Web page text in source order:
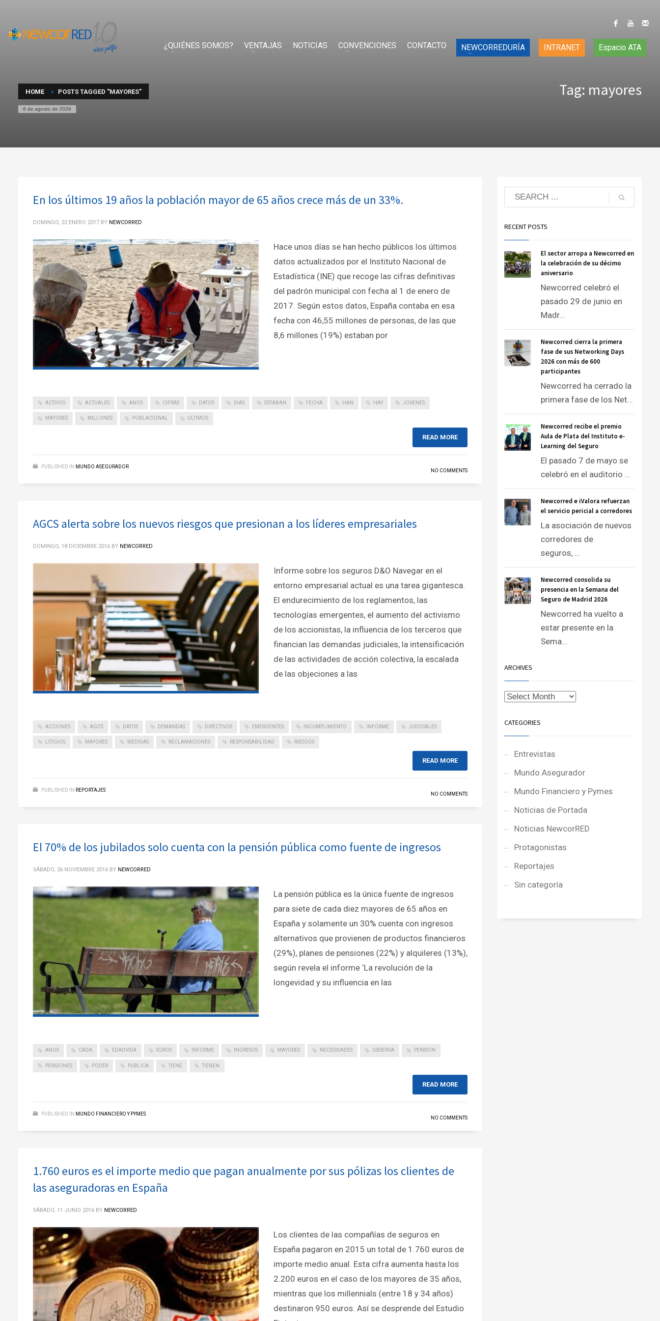
¿QUIÉNES SOMOS? VENTAJAS NOTICIAS CONVENCIONES CONTACTO NEWCORREDURÍA INTRANET Espacio ATA
HOME POSTS TAGGED "MAYORES"
6 de agosto de 2026
Tag: mayores
En los últimos 19 años la población mayor de 65 años crece más de un 33%.
DOMINGO, 22 ENERO 2017 BY NEWCORRED
Hace unos días se han hecho públicos los últimos
datos actualizados por el Instituto Nacional de
Estadística (INE) que recoge las cifras definitivas
del padrón municipal con fecha al 1 de enero de
2017. Según estos datos, España contaba en esa
fecha con 46,55 millones de personas, de las que
8,6 millones (19%) estaban por
ACTIVOS ACTUALES ANOS CIFRAS DATOS DIAS ESTABAN FECHA HAN HAY JOVENES
MAYORES MILLONES POBLACIONAL ULTIMOS
READ MORE
PUBLISHED IN MUNDO ASEGURADOR
NO COMMENTS
AGCS alerta sobre los nuevos riesgos que presionan a los líderes empresariales
DOMINGO, 18 DICIEMBRE 2016 BY NEWCORRED
Informe sobre los seguros D&O Navegar en el
entorno empresarial actual es una tarea gigantesca.
El endurecimiento de los reglamentos, las
tecnologías emergentes, el aumento del activismo
de los accionistas, la influencia de los terceros que
financian las demandas judiciales, la intensificación
de las actividades de acción colectiva, la escalada
de las objeciones a las
ACCIONES AGCS DATOS DEMANDAS DIRECTIVOS EMERGENTES INCUMPLIMIENTO INFORME JUDICIALES
LITIGIOS MAYORES MEDIDAS RECLAMACIONES RESPONSABILIDAD RIESGOS
READ MORE
PUBLISHED IN REPORTAJES
NO COMMENTS
El 70% de los jubilados solo cuenta con la pensión pública como fuente de ingresos
SÁBADO, 26 NOVIEMBRE 2016 BY NEWCORRED
La pensión pública es la única fuente de ingresos
para siete de cada diez mayores de 65 años en
España y solamente un 30% cuenta con ingresos
alternativos que provienen de productos financieros
(29%), planes de pensiones (22%) y alquileres (13%),
según revela el informe ‘La revolución de la
longevidad y su influencia en las
ANOS CADA EDADVIDA EUROS INFORME INGRESOS MAYORES NECESIDADES OBSERVA PENSION
PENSIONES PODER PUBLICA TIENE TIENEN
READ MORE
PUBLISHED IN MUNDO FINANCIERO Y PYMES
NO COMMENTS
1.760 euros es el importe medio que pagan anualmente por sus pólizas los clientes de
las aseguradoras en España
SÁBADO, 11 JUNIO 2016 BY NEWCORRED
Los clientes de las compañías de seguros en
España pagaron en 2015 un total de 1.760 euros de
importe medio anual. Esta cifra aumenta hasta los
2.200 euros en el caso de los mayores de 35 años,
mientras que los millennials (entre 18 y 34 años)
destinaron 950 euros. Así se desprende del Estudio
RECENT POSTS
El sector arropa a Newcorred en
la celebración de su décimo
aniversario
Newcorred celebró el
pasado 29 de junio en
Madr...
Newcorred cierra la primera
fase de sus Networking Days
2026 con más de 600
participantes
Newcorred ha cerrado la
primera fase de los Net...
Newcorred recibe el premio
Aula de Plata del Instituto e-
Learning del Seguro
El pasado 7 de mayo se
celebró en el auditorio ...
Newcorred e iValora refuerzan
el servicio pericial a corredores
La asociación de nuevos
corredores de
seguros, ...
Newcorred consolida su
presencia en la Semana del
Seguro de Madrid 2026
Newcorred ha vuelto a
estar presente en la
Sema...
ARCHIVES
CATEGORIES
Entrevistas
Mundo Asegurador
Mundo Financiero y Pymes
Noticias de Portada
Noticias NewcorRED
Protagonistas
Reportajes
Sin categoría